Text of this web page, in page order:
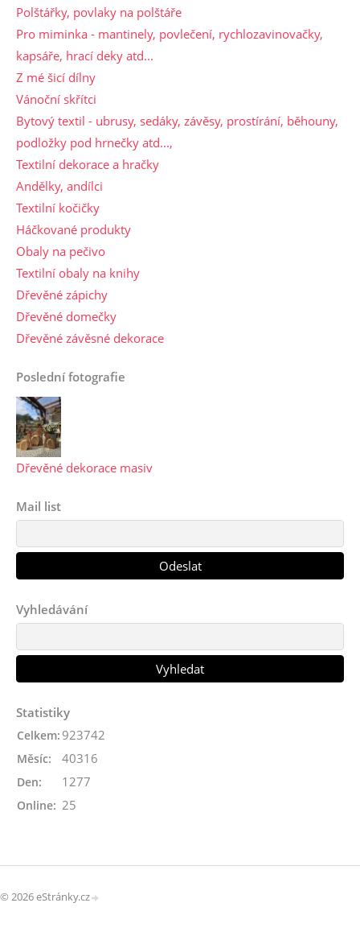
Polštářky, povlaky na polštáře
Pro miminka - mantinely, povlečení, rychlozavinovačky,
kapsáře, hrací deky atd...
Z mé šicí dílny
Vánoční skřítci
Bytový textil - ubrusy, sedáky, závěsy, prostírání, běhouny,
podložky pod hrnečky atd...,
Textilní dekorace a hračky
Andělky, andílci
Textilní kočičky
Háčkované produkty
Obaly na pečivo
Textilní obaly na knihy
Dřevěné zápichy
Dřevěné domečky
Dřevěné závěsné dekorace
Poslední fotografie
Dřevěné dekorace masiv
Mail list
Vyhledávání
Statistiky
Online: 25
Celkem: 923742
Měsíc: 40316
Den: 1277
© 2026 eStránky.cz